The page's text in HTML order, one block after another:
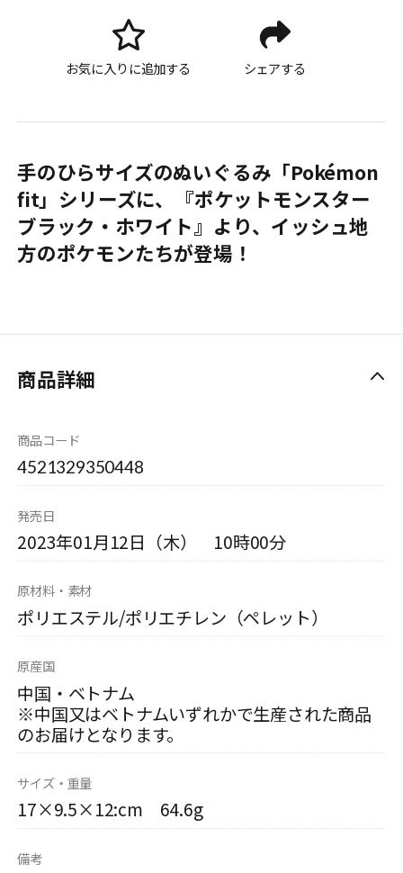
お気に入りに追加する シェアする
手のひらサイズのぬいぐるみ「Pokémon
fit」シリーズに、『ポケットモンスター
ブラック・ホワイト』より、イッシュ地
方のポケモンたちが登場！
商品詳細
商品コード
4521329350448
発売日
2023年01月12日（木） 10時00分
原材料・素材
ポリエステル/ポリエチレン（ペレット）
原産国
中国・ベトナム
※中国又はベトナムいずれかで生産された商品
のお届けとなります。
サイズ・重量
17×9.5×12:cm 64.6g
備考